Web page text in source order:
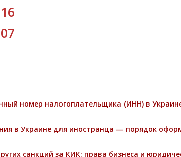
номер налогоплательщика (ИНН) в
в Украине для иностранца — порядок
санкций за КИК: права бизнеса и